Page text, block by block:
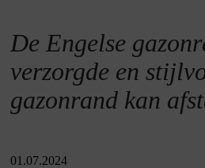
De Engelse
verzorgde en
gazonrand kan
01.07.2024
De Engelse gazonrand